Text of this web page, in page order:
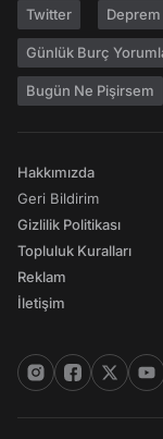
Twitter Deprem
Günlük Burç
Bugün Ne Pişirsem
Hakkımızda
Geri Bildirim
Gizlilik Politikası
Topluluk Kuralları
Reklam
İletişim